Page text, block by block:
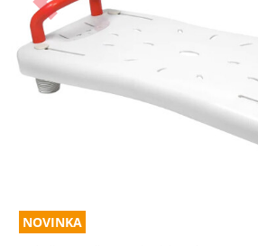
Predchádzajúci
NOVINKA